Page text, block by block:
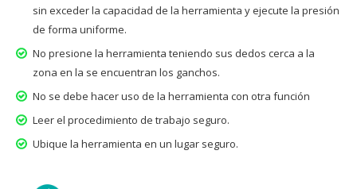
sin exceder la capacidad de la herramienta y ejecute la presión
de forma uniforme.
No presione la herramienta teniendo sus dedos cerca a la
zona en la se encuentran los ganchos.
No se debe hacer uso de la herramienta con otra función
Leer el procedimiento de trabajo seguro.
Ubique la herramienta en un lugar seguro.